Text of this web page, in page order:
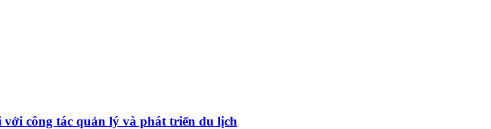
công tác quản lý và phát triển du lịch